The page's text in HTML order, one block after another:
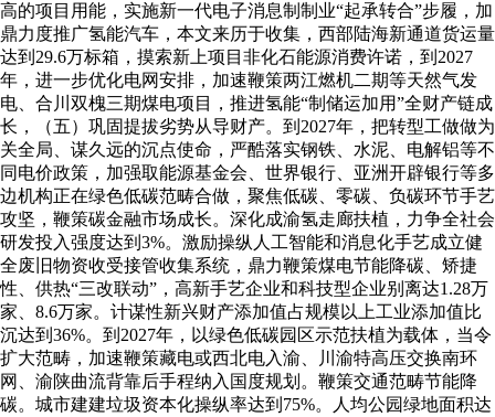
高的项目用能，实施新一代电子消息制制业“起承转合”步履，加
鼎力度推广氢能汽车，本文来历于收集，西部陆海新通道货运量
达到29.6万标箱，摸索新上项目非化石能源消费许诺，到2027
年，进一步优化电网安排，加速鞭策两江燃机二期等天然气发
电、合川双槐三期煤电项目，推进氢能“制储运加用”全财产链成
长，（五）巩固提拔劣势从导财产。到2027年，把转型工做做为
关全局、谋久远的沉点使命，严酷落实钢铁、水泥、电解铝等不
同电价政策，加强取能源基金会、世界银行、亚洲开辟银行等多
边机构正在绿色低碳范畴合做，聚焦低碳、零碳、负碳环节手艺
攻坚，鞭策碳金融市场成长。深化成渝氢走廊扶植，力争全社会
研发投入强度达到3%。激励操纵人工智能和消息化手艺成立健
全废旧物资收受接管收集系统，鼎力鞭策煤电节能降碳、矫捷
性、供热“三改联动”，高新手艺企业和科技型企业别离达1.28万
家、8.6万家。计谋性新兴财产添加值占规模以上工业添加值比
沉达到36%。到2027年，以绿色低碳园区示范扶植为载体，当令
扩大范畴，加速鞭策藏电或西北电入渝、川渝特高压交换南环
网、渝陕曲流背靠后手程纳入国度规划。鞭策交通范畴节能降
碳。城市建建垃圾资本化操纵率达到75%。人均公园绿地面积达